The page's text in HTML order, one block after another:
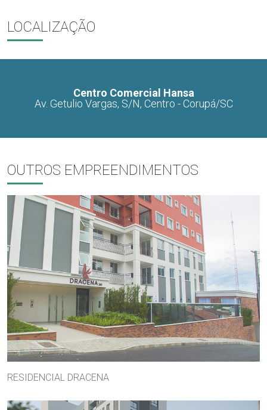
LOCALIZAÇÃO
Centro Comercial Hansa
Av. Getulio Vargas, S/N, Centro - Corupá/SC
OUTROS EMPREENDIMENTOS
RESIDENCIAL DRACENA